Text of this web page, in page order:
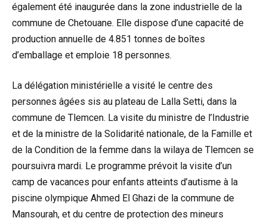
également été inaugurée dans la zone industrielle de la
commune de Chetouane. Elle dispose d’une capacité de
production annuelle de 4.851 tonnes de boîtes
d’emballage et emploie 18 personnes.
La délégation ministérielle a visité le centre des
personnes âgées sis au plateau de Lalla Setti, dans la
commune de Tlemcen. La visite du ministre de l’Industrie
et de la ministre de la Solidarité nationale, de la Famille et
de la Condition de la femme dans la wilaya de Tlemcen se
poursuivra mardi. Le programme prévoit la visite d’un
camp de vacances pour enfants atteints d’autisme à la
piscine olympique Ahmed El Ghazi de la commune de
Mansourah, et du centre de protection des mineurs